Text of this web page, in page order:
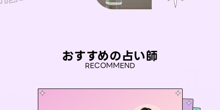
おすすめの占い師
RECOMMEND